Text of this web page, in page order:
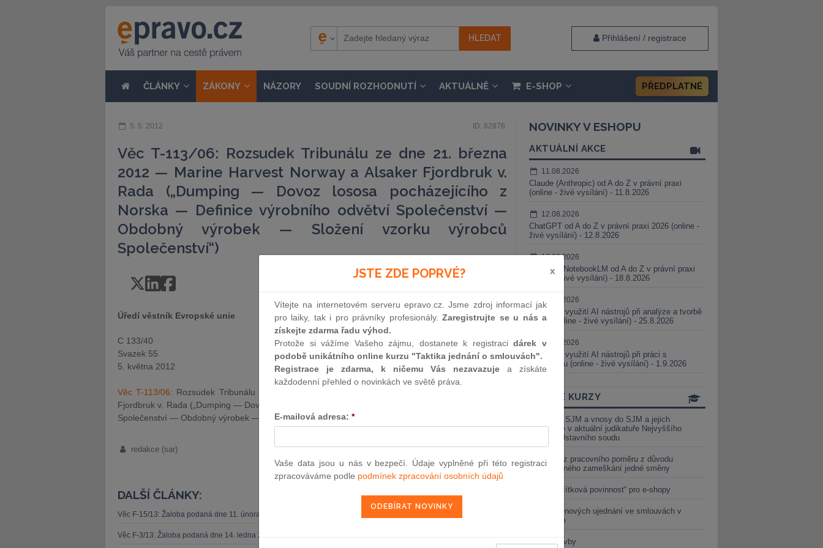
Přihlášení / registrace
ČLÁNKY ZÁKONY NÁZORY SOUDNÍ ROZHODNUTÍ AKTUÁLNĚ E-SHOP PŘEDPLATNÉ
5. 5. 2012 ID: 82876
Věc T-113/06: Rozsudek Tribunálu ze dne 21. března
2012 — Marine Harvest Norway a Alsaker Fjordbruk v.
Rada („Dumping — Dovoz lososa pocházejícího z
Norska — Definice výrobního odvětví Společenství —
Obdobný výrobek — Složení vzorku výrobců
Společenství“)
Úředí věstník Evropské unie
C 133/40
Svazek 55
5. května 2012
Věc T-113/06: Rozsudek Tribunálu ze dne 21. března 2012 — Marine Harvest Norway a Alsaker
Fjordbruk v. Rada („Dumping — Dovoz lososa pocházejícího z Norska — Definice výrobního odvětví
Společenství — Obdobný výrobek — Složení vzorku výrobců Společenství“)
redakce (sar) 5. 5. 2012
DALŠÍ ČLÁNKY:
Věc F-15/13: Žaloba podaná dne 11. února 2013 — ZZ v. Komise
Věc F-3/13: Žaloba podaná dne 14. ledna 2013 — CK v. Komise
NOVINKY V ESHOPU
AKTUÁLNÍ AKCE
11.08.2026
Claude (Anthropic) od A do Z v právní praxi
(online - živé vysílání) - 11.8.2026
12.08.2026
ChatGPT od A do Z v právní praxi 2026 (online -
živé vysílání) - 12.8.2026
18.08.2026
Gemini a NotebookLM od A do Z v právní praxi
(online - živé vysílání) - 18.8.2026
25.08.2026
Praktické využití AI nástrojů při analýze a tvorbě
smluv (online - živé vysílání) - 25.8.2026
01.09.2026
Praktické využití AI nástrojů při práci s
judikaturou (online - živé vysílání) - 1.9.2026
ONLINE KURZY
Vnosy ze SJM a vnosy do SJM a jejich
valorizace v aktuální judikatuře Nejvyššího
soudu a Ústavního soudu
Výpověď z pracovního poměru z důvodu
neomluveného zameškání jedné směny
Nová „tlačítková povinnost“ pro e-shopy
Změna cenových ujednání ve smlouvách v
energetice
Černé stavby
JSTE ZDE POPRVÉ? x
Vítejte na internetovém serveru epravo.cz. Jsme zdroj informací jak
pro laiky, tak i pro právníky profesionály.Zaregistrujte se u nás a
získejte zdarma řadu výhod.
Protože si vážíme Vašeho zájmu, dostanete k registracidárek v
podobě unikátního online kurzu "Taktika jednání o smlouvách".
Registrace je zdarma, k ničemu Vás nezavazuje a získáte
každodenní přehled o novinkách ve světě práva.
E-mailová adresa: *
Vaše data jsou u nás v bezpečí. Údaje vyplněné při této registraci
zpracováváme podle podmínek zpracování osobních údajů